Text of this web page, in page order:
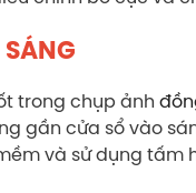
trong chụp ảnh
gần cửa sổ vào
và sử dụng